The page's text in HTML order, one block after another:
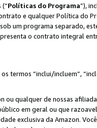
Políticas do Programa”),
e qualquer Política do
um programa separado,
o contrato integral
termos “inclui/incluem”,
ou qualquer de nossas
em geral ou que
exclusiva da Amazon.